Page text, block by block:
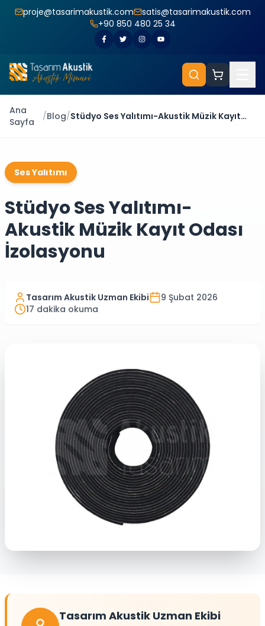
proje@tasarimakustik.com
satis@tasarimakustik.com
+90 850 480 25 34
Ana
Sayfa
/Blog/Stüdyo Ses Yalıtımı-Akustik Müzik Kayıt
Ses Yalıtımı
Stüdyo Ses Yalıtımı-
Akustik Müzik Kayıt Odası
İzolasyonu
Tasarım Akustik Uzman Ekibi
9 Şubat 2026
17 dakika okuma
Tasarım Akustik Uzman Ekibi